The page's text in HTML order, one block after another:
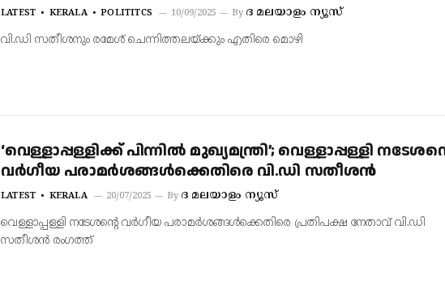
LATEST KERALA POLITITCS 10/09/2025 By ദ മലയാളം ന്യൂസ്
വി.ഡി സതീശനും രമേശ്‌ ചെന്നിത്തലയ്ക്കും എതിരെ മൊഴി
‘വെള്ളാപ്പള്ളിക്ക് പിന്നിൽ മുഖ്യമന്ത്രി’; വെള്ളാപ്പള്ളി
വര്‍ഗീയ പരാമർശങ്ങൾക്കെതിരെ വി.ഡി സതീശൻ
LATEST KERALA 20/07/2025 By ദ മലയാളം ന്യൂസ്
വെള്ളാപ്പള്ളി നടേശന്റെ വര്‍ഗീയ പരാമർശങ്ങൾക്കെതിരെ പ്രതിപക്ഷ നേതാവ് വി.ഡി
സതീശൻ രംഗത്ത്